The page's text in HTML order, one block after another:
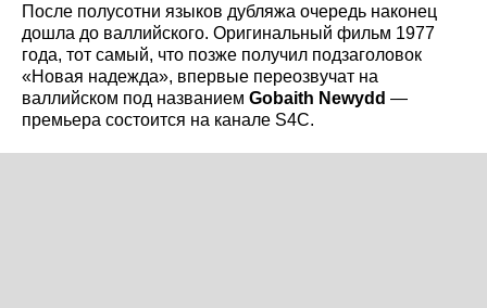
После полусотни языков дубляжа очередь наконец
дошла до валлийского. Оригинальный фильм 1977
года, тот самый, что позже получил подзаголовок
«Новая надежда», впервые переозвучат на
валлийском под названием Gobaith Newydd —
премьера состоится на канале S4C.